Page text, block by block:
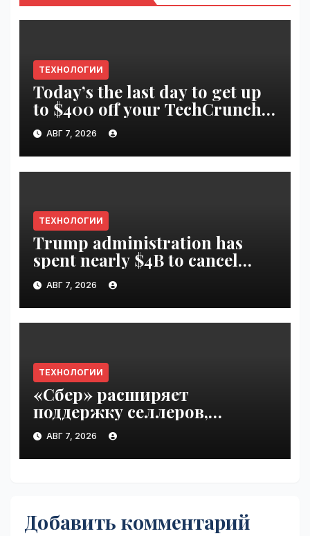
ТЕХНОЛОГИИ
Today’s the last day to get up
to $400 off your TechCrunch
Disrupt 2026 ticket |
VseTime.ru
АВГ 7, 2026
ТЕХНОЛОГИИ
Trump administration has
spent nearly $4B to cancel
offshore wind farms |
VseTime.ru
АВГ 7, 2026
ТЕХНОЛОГИИ
«Сбер» расширяет
поддержку селлеров,
пострадавших от
инцидентов на складах
Wildberries | VseTime.ru
АВГ 7, 2026
Добавить комментарий